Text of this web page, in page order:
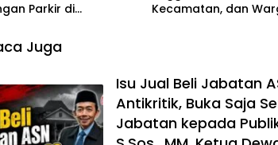
Parkir di
Soroti Dugaan
Kecamatan, dan
Juga
Isu Jual Beli Jabatan
Antikritik, Buka Saja
Jabatan kepada